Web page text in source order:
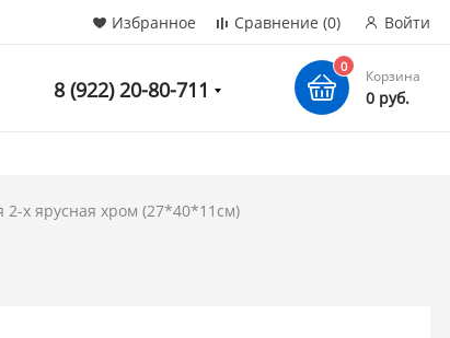
Избранное Сравнение (0) Войти
8 (922) 20-80-711
0
Корзина
0 руб.
2-х ярусная хром (27*40*11см)